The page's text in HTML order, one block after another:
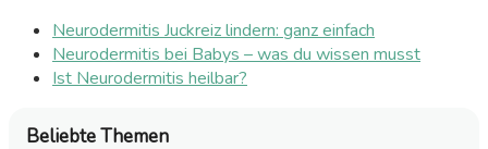
Neurodermitis Juckreiz lindern: ganz einfach
Neurodermitis bei Babys – was du wissen musst
Ist Neurodermitis heilbar?
Beliebte Themen